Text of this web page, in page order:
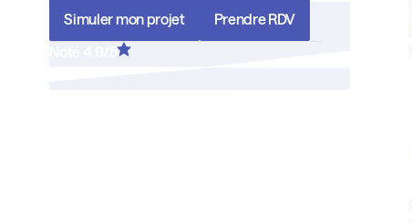
Simuler mon projet
Prendre RDV
Noté 4,9/5